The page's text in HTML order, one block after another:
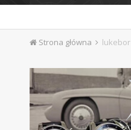
Strona główna lukebor